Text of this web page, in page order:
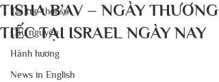
Tin tức thời sự
Cầu nguyện
Hành hương
News in English
TISHA B’AV – NGÀY THƯƠNG
TIẾC TẠI ISRAEL NGÀY NAY